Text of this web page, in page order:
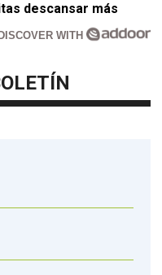
descansar más
DISCOVER WITH